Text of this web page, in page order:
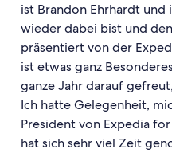
ist Brandon Ehrhardt und
wieder dabei bist und
präsentiert von der
ist etwas ganz
ganze Jahr darauf
Ich hatte Gelegenheit,
President von Expedia
hat sich sehr viel Zeit